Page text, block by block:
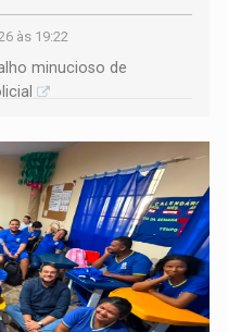
às 19:22
minucioso de